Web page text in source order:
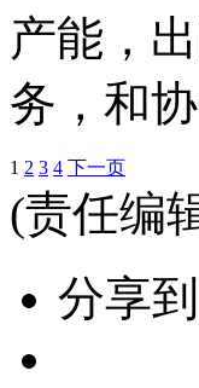
产能，
务，和
1 2 3 4 下一页
(责任编
分享到